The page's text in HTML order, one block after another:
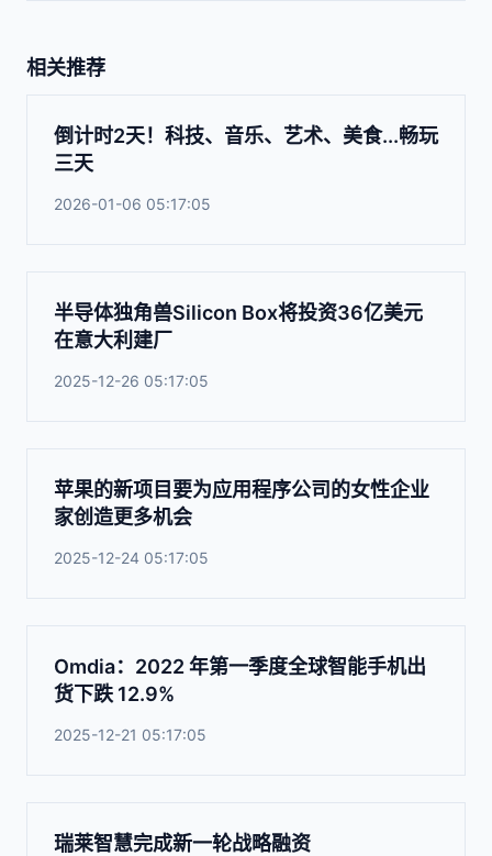
相关推荐
倒计时2天！科技、音乐、艺术、美食...畅玩
三天
2026-01-06 05:17:05
半导体独角兽Silicon Box将投资36亿美元
在意大利建厂
2025-12-26 05:17:05
苹果的新项目要为应用程序公司的女性企业
家创造更多机会
2025-12-24 05:17:05
Omdia：2022 年第一季度全球智能手机出
货下跌 12.9%
2025-12-21 05:17:05
瑞莱智慧完成新一轮战略融资